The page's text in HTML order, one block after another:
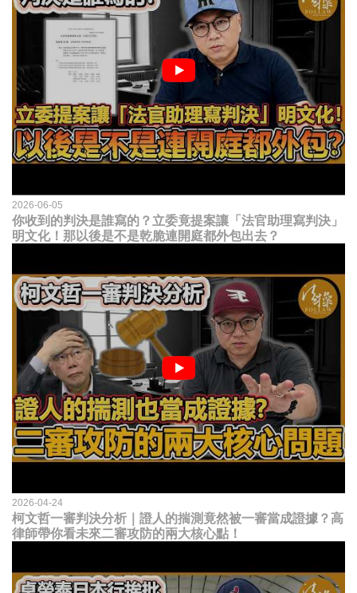
2026-06-05
你收到的判決是誰寫的？立委竟提案讓「法官助理寫判決」
明文化！那以後是不是乾脆連開庭都外包出去？
2026-04-24
柯文哲一審判決分析｜證人的揣測竟然被一審當成證據？高
律師帶你看未來二審攻防的兩大核心點！